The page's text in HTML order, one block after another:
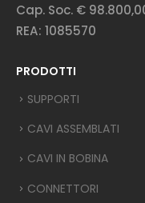
Cap. Soc. €
REA: 1085570
PRODOTTI
SUPPORTI
CAVI ASSEMBLATI
CAVI IN BOBINA
CONNETTORI